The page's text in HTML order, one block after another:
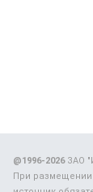
@1996-2026ЗАО
При размещении